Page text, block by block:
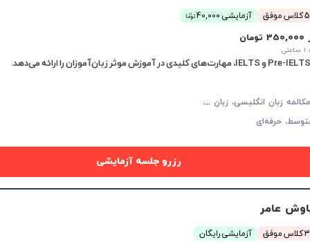
آزمایشی 40,000 توما
ن
آ
یلتس، مکالمه زبان انگلیسی، زبان انگلیسی عمومی، گرامر زبان انگلیسی، زبان انگلیسی آمریکایی
حرفه‌ای
رزرو جلسه آزمایشی
عامر
آزمایشی رایگان